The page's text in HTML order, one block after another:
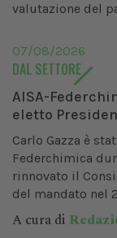
valutazione del
07/08/2026
DAL SETTORE
AISA-
eletto
Carlo Gazza è
Federchimica
rinnovato il
del mandato nel
A cura di